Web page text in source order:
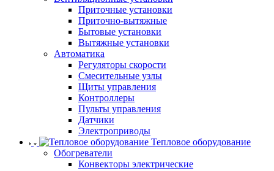
Приточные установки
Приточно-вытяжные
Бытовые установки
Вытяжные установки
Автоматика
Регуляторы скорости
Смесительные узлы
Щиты управления
Контроллеры
Пульты управления
Датчики
Электроприводы
Тепловое оборудование
Обогреватели
Конвекторы электрические